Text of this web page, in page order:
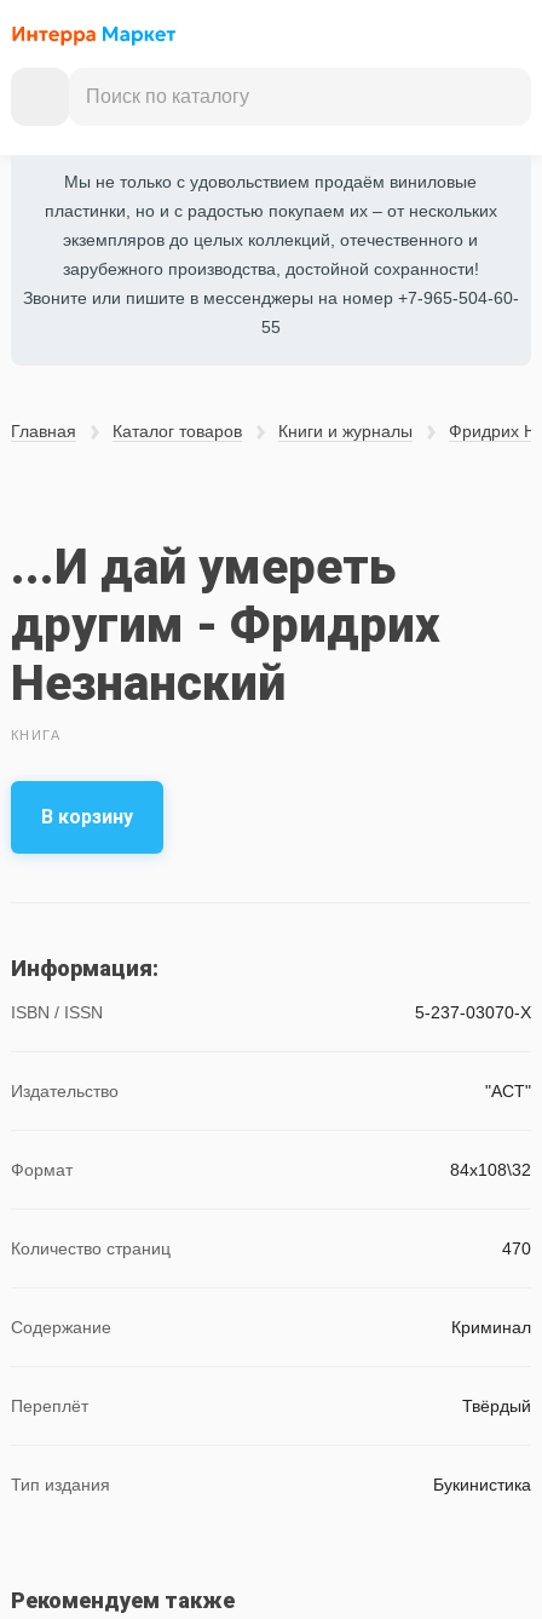
Мы не только с удовольствием продаём виниловые
пластинки, но и с радостью покупаем их – от нескольких
экземпляров до целых коллекций, отечественного и
зарубежного производства, достойной сохранности!
Звоните или пишите в мессенджеры на номер +7-965-504-60-
55
Главная Каталог товаров Книги и журналы Фридрих
...И дай умереть
другим - Фридрих
Незнанский
КНИГА
В корзину
Информация:
ISBN / ISSN 5-237-03070-Х
Издательство "АСТ"
Формат 84х108\32
Количество страниц 470
Содержание Криминал
Переплёт Твёрдый
Тип издания Букинистика
Рекомендуем также